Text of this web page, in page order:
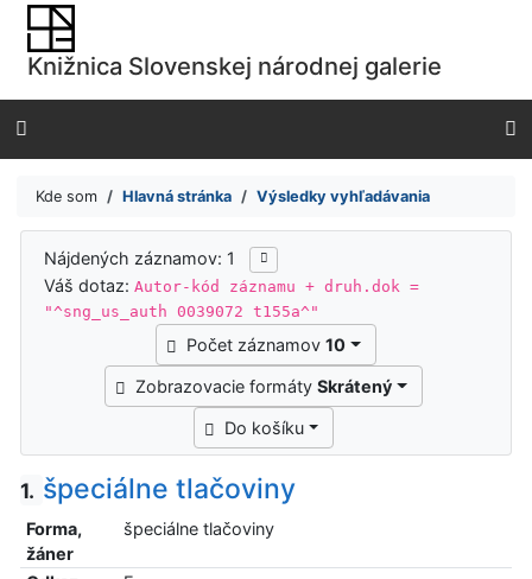
Prejsť na obsah
Prejsť na menu
Prehlásenie o webovej prístupnosti
Knižnica Slovenskej národnej galerie
Kde som Hlavná stránka Výsledky vyhľadávania
Výsledky vyhľadávania
Nájdených záznamov: 1
Váš dotaz:Autor-kód záznamu + druh.dok =
"^sng_us_auth 0039072 t155a^"
Počet záznamov10
Zobrazovacie formátySkrátený
Do košíku
1. špeciálne tlačoviny
Forma,
žáner
špeciálne tlačoviny